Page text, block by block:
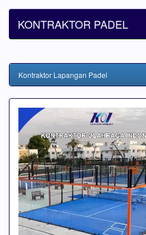
KONTRAKTOR PADEL
Kontraktor Lapangan Padel